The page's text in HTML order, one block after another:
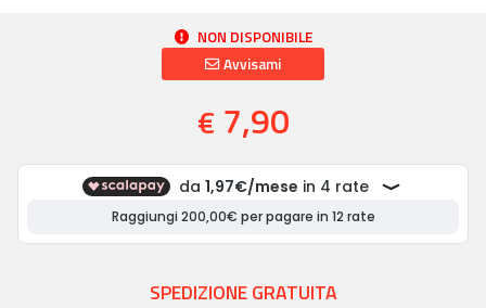
NON DISPONIBILE
Avvisami
€ 7,90
SPEDIZIONE GRATUITA